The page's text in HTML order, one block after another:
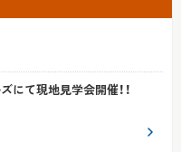
にて現地見学会開催！！